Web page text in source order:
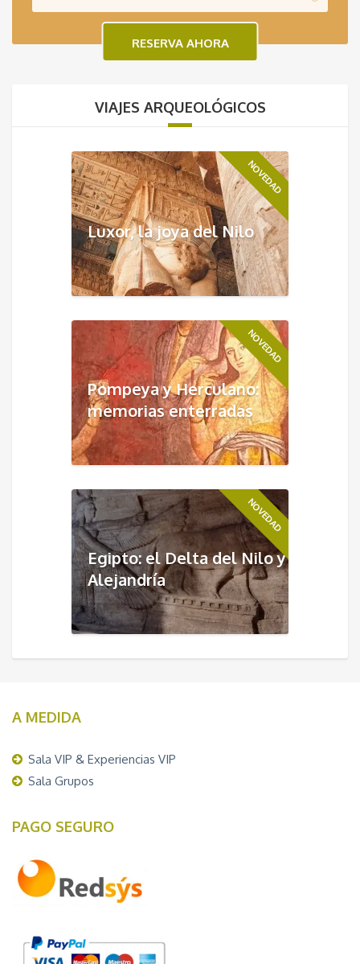
VIAJES ARQUEOLÓGICOS
NOVEDAD
Luxor, la joya del Nilo
NOVEDAD
Pompeya y Herculano:
memorias enterradas
NOVEDAD
Egipto: el Delta del Nilo y
Alejandría
A MEDIDA
Sala VIP & Experiencias VIP
Sala Grupos
PAGO SEGURO